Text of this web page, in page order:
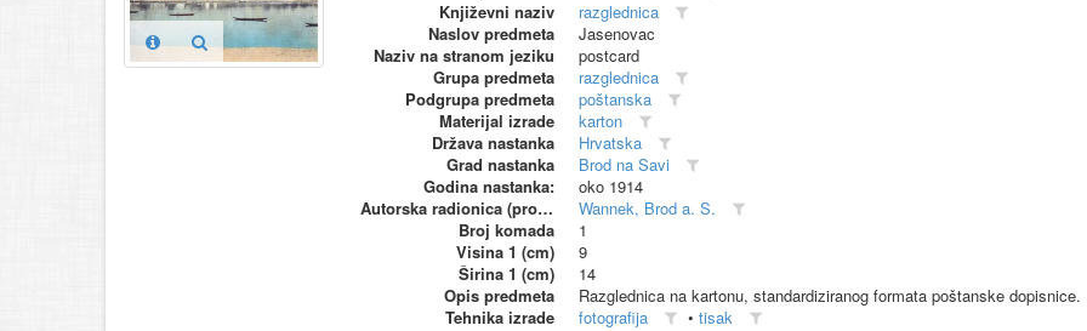
Književni naziv
razglednica
Naslov predmeta
Jasenovac
Naziv na stranom jeziku
postcard
Grupa predmeta
razglednica
Podgrupa predmeta
poštanska
Materijal izrade
karton
Država nastanka
Hrvatska
Grad nastanka
Brod na Savi
Godina nastanka:
oko 1914
Autorska radionica (proizvođač)
Wannek, Brod a. S.
Broj komada
1
Visina 1 (cm)
9
Širina 1 (cm)
14
Opis predmeta
Razglednica na kartonu, standardiziranog formata poštanske
Tehnika izrade
fotografija • tisak